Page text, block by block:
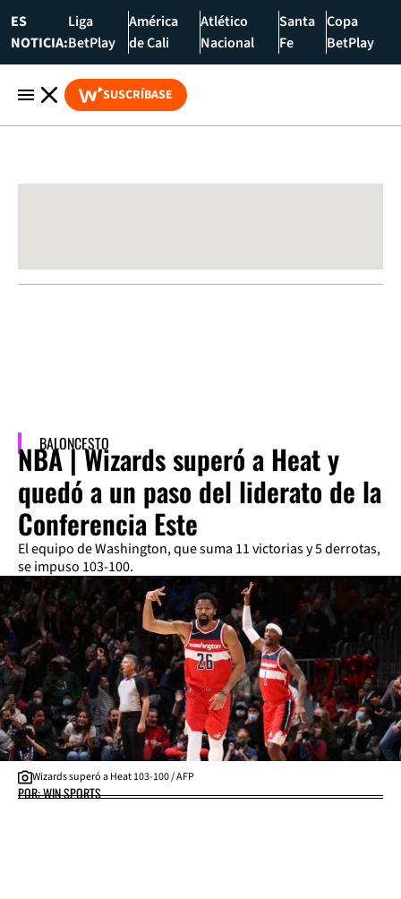
ES
NOTICIA:
Liga
BetPlay
América
de Cali
Atlético
Nacional
Santa
Fe
Copa
BetPlay
SUSCRÍBASE
BALONCESTO
NBA | Wizards superó a Heat y
quedó a un paso del liderato de la
Conferencia Este
El equipo de Washington, que suma 11 victorias y 5 derrotas,
se impuso 103-100.
Wizards superó a Heat 103-100 / AFP
POR: WIN SPORTS